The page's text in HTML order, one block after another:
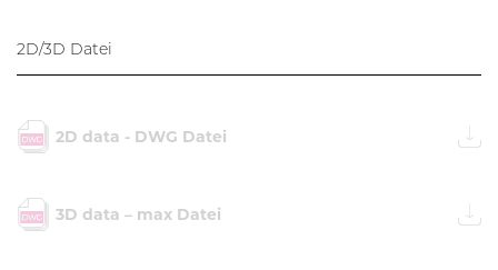
2D/3D Datei
2D data - DWG Datei
3D data – max Datei